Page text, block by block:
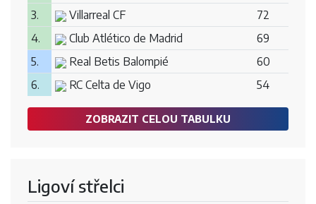
3.
Villarreal CF
72
4.
Club Atlético de Madrid
69
5.
Real Betis Balompié
60
6.
RC Celta de Vigo 54
ZOBRAZIT CELOU TABULKU
Ligoví střelci